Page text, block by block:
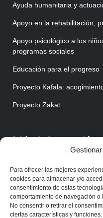
Para ofrecer las mejores
cookies para almacenar y/o
consentimiento de estas
comportamiento de navegación
No consentir o retirar el
ciertas características y funciones.
Ayuda humanitaria y
Apoyo en la rehabilitación,
Apoyo psicológico a los
programas sociales
Educación para el progreso
Proyecto Kafala:
Proyecto Zakat
Más información
Haz tu donación
Unirse como voluntario/a
Unirse como colaborador/a